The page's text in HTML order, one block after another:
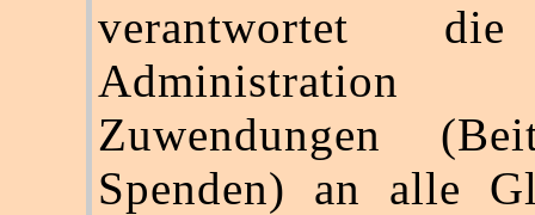
verantwortet die
Zuwendungen
Spenden) an alle